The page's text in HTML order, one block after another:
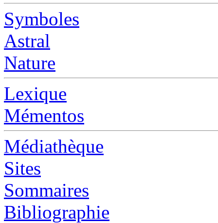
Symboles
Astral
Nature
Lexique
Mémentos
Médiathèque
Sites
Sommaires
Bibliographie